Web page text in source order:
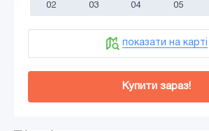
02 03 04 05
показати на карті
Купити зараз!